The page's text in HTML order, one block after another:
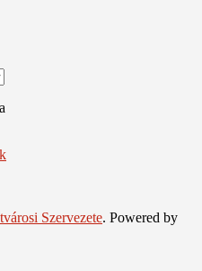
Szervezete. Powered by